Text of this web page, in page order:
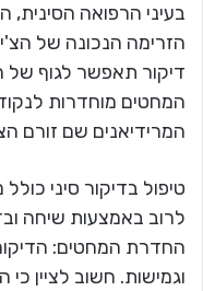
בעיני הרפואה הסינית,
הזרימה הנכונה של
דיקור תאפשר לגוף
המחטים מוחדרות
המרידיאנים שם זורם
טיפול בדיקור סיני
לרוב באמצעות שיחה
החדרת המחטים:
וגמישות. חשוב לציין